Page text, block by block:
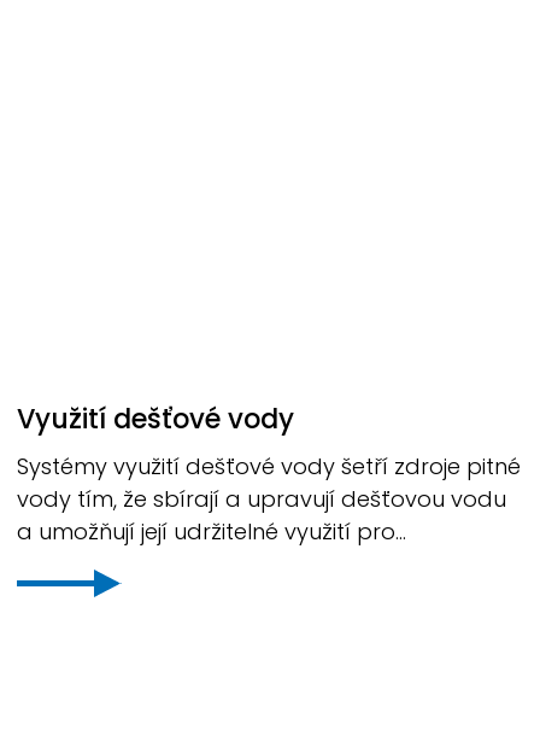
Využití dešťové vody
Systémy využití dešťové vody šetří zdroje pitné
vody tím, že sbírají a upravují dešťovou vodu
a umožňují její udržitelné využití pro...